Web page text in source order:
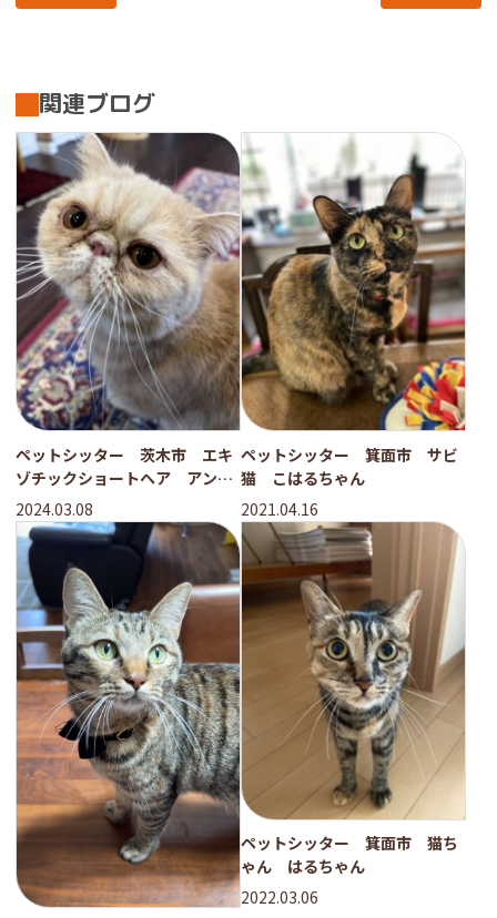
関連ブログ
ペットシッター 茨木市 エキ
ゾチックショートヘア アント
ニオくん
2024.03.08
ペットシッター 箕面市 サビ
猫 こはるちゃん
2021.04.16
ペットシッター 箕面市 猫ち
ゃん はるちゃん
2022.03.06